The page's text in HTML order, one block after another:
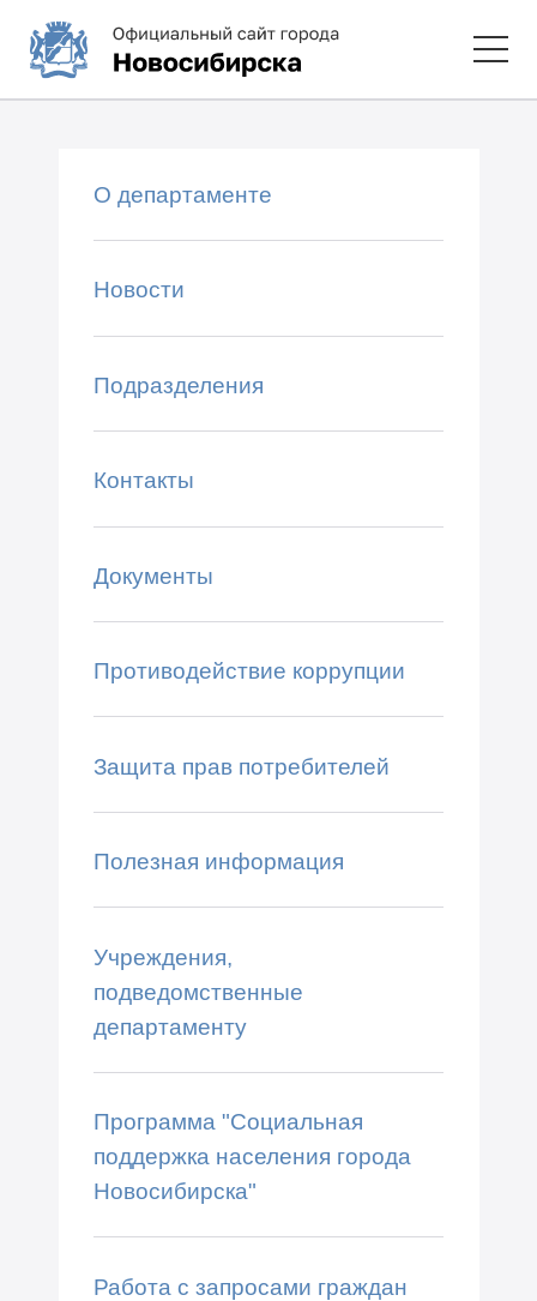
О департаменте
Новости
Подразделения
Контакты
Документы
Противодействие коррупции
Защита прав потребителей
Полезная информация
Учреждения,
подведомственные
департаменту
Программа "Социальная
поддержка населения города
Новосибирска"
Работа с запросами граждан